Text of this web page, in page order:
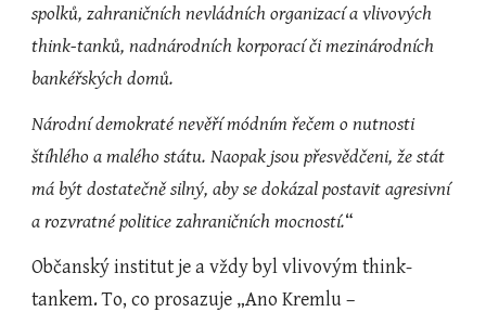
spolků, zahraničních nevládních organizací a vlivových
think-tanků, nadnárodních korporací či mezinárodních
bankéřských domů.
Národní demokraté nevěří módním řečem o nutnosti
štíhlého a malého státu. Naopak jsou přesvědčeni, že stát
má být dostatečně silný, aby se dokázal postavit agresivní
a rozvratné politice zahraničních mocností.“
Občanský institut je a vždy byl vlivovým think-
tankem. To, co prosazuje „Ano Kremlu –